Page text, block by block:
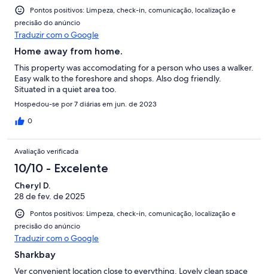
Pontos positivos: Limpeza, check-in, comunicação, localização e
precisão do anúncio
Traduzir com o Google
Home away from home.
This property was accomodating for a person who uses a walker.
Easy walk to the foreshore and shops. Also dog friendly.
Situated in a quiet area too.
Hospedou-se por 7 diárias em jun. de 2023
0
Avaliação verificada
10/10 - Excelente
Cheryl D.
28 de fev. de 2025
Pontos positivos: Limpeza, check-in, comunicação, localização e
precisão do anúncio
Traduzir com o Google
Sharkbay
Ver convenient location close to everything. Lovely clean space